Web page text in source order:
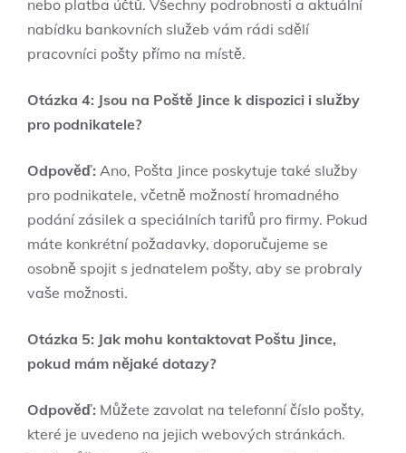
nebo platba účtů. Všechny podrobnosti a aktuální
nabídku bankovních služeb vám rádi sdělí
pracovníci pošty přímo na místě.
Otázka 4: Jsou na Poště Jince k dispozici i služby
pro podnikatele?
Odpověď: Ano, Pošta Jince poskytuje také služby
pro podnikatele, včetně možností hromadného
podání zásilek a speciálních tarifů pro firmy. Pokud
máte konkrétní požadavky, doporučujeme se
osobně spojit s jednatelem pošty, aby se probraly
vaše možnosti.
Otázka 5: Jak mohu kontaktovat Poštu Jince,
pokud mám nějaké dotazy?
Odpověď: Můžete zavolat na telefonní číslo pošty,
které je uvedeno na jejich webových stránkách.